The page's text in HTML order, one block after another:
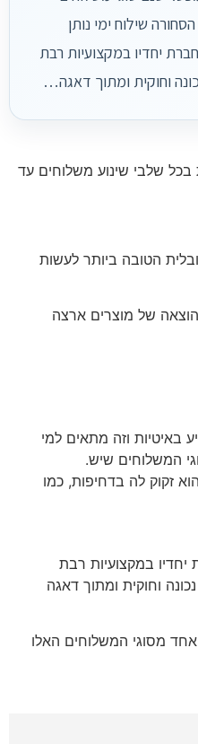
שילוח ימי נותן
יחדיו במקצועיות רבת
וחוקית ומתוך דאגה…
שלבי שינוע משלוחים עד
הטובה ביותר לעשות
של מוצרים ארצה
באיטיות וזה מתאים למי
המשלוחים שיש.
זקוק לה בדחיפות, כמו
במקצועיות רבת
וחוקית ומתוך דאגה
מסוגי המשלוחים האלו